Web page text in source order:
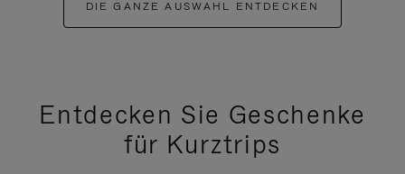
DIE GANZE AUSWAHL ENTDECKEN
Entdecken Sie Geschenke
für Kurztrips